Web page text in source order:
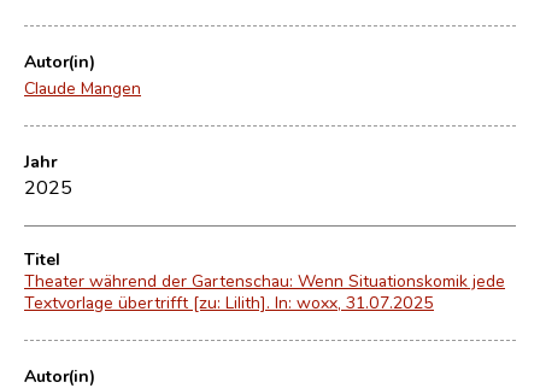
Autor(in)
Claude Mangen
Jahr
2025
Titel
Theater während der Gartenschau: Wenn Situationskomik jede
Textvorlage übertrifft [zu: Lilith]. In: woxx, 31.07.2025
Autor(in)